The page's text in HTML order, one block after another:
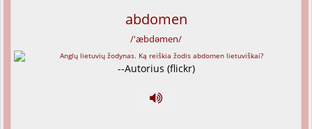
abdomen
/'æbdəmen/
--Autorius (flickr)